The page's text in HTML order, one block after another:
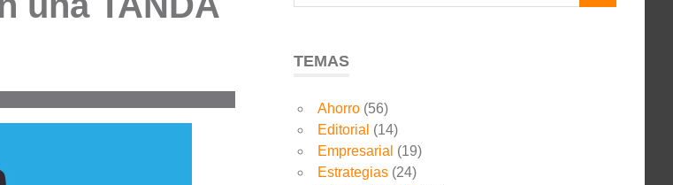
TEMAS
Ahorro (56)
Editorial (14)
Empresarial (19)
Estrategias (24)